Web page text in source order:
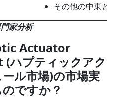
その他の中東と
家分析
Actuator
プティックアク
ル市場)の市場実
ですか？